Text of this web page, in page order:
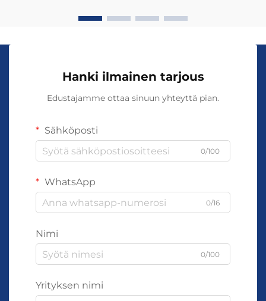
Hanki ilmainen tarjous
Edustajamme ottaa sinuun yhteyttä pian.
Sähköposti
0/100
WhatsApp
0/16
Nimi
0/100
Yrityksen nimi